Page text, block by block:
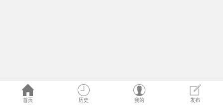
首页 历史 我的 发布